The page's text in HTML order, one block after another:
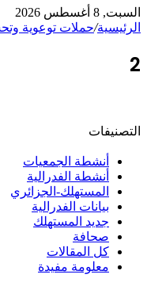
السبت, 8 أغسطس 2026
الرئيسية/حملات توعوية
2
التصنيفات
أنشطة الجمعيات
أنشطة الفدرالية
المستهلك-الجزائري
بيانات الفدرالية
جديد المستهلك
صحافة
كل المقالات
معلومة مفيدة